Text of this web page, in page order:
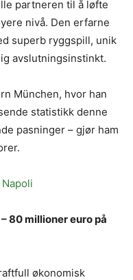
partneren til å løfte
nivå. Den erfarne
superb ryggspill, unik
avslutningsinstinkt.
München, hvor han
statistikk denne
pasninger – gjør ham
80 millioner euro på
økonomisk